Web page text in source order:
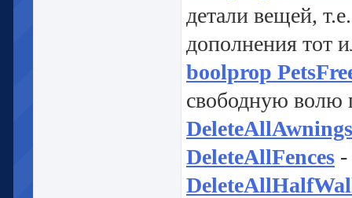
детали вещей,
дополнения тот
boolprop
свободную волю
DeleteAllAwnings
DeleteAllFences -